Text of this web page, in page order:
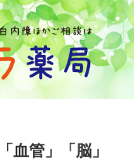
血管」「脳」